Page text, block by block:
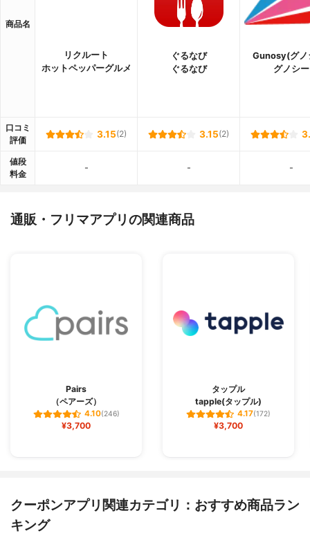
商品名
リクルート
ホットペッパーグルメ
ぐるなび
ぐるなび
Gunosy(グノ
グノシー
口コミ
評価
3.15(2) 3.15(2)
値段
料金
- - -
通販・フリマアプリの関連商品
Pairs
（ペアーズ）
4.10(246)
¥3,700
タップル
tapple(タップル)
4.17(172)
¥3,700
クーポンアプリ関連カテゴリ：おすすめ商品ラン
キング